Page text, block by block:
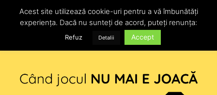
Acest site utilizează cookie-uri pentru a vă îmbunătăți
experiența. Dacă nu sunteți de acord, puteți renunța:
Refuz Detalii Accept